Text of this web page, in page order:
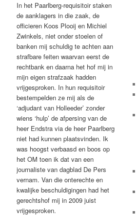
In het Paarlberg-requisitoir staken
de aanklagers in die zaak, de
officieren Koos Plooij en Michiel
Zwinkels, niet onder stoelen of
banken mij schuldig te achten aan
strafbare feiten waarvan eerst de
rechtbank en daarna het hof mij in
mijn eigen strafzaak hadden
vrijgesproken. In hun requisitoir
bestempelden ze mij als de
‘adjudant van Holleeder’ zonder
wiens ‘hulp’ de afpersing van de
heer Endstra via de heer Paarlberg
niet had kunnen plaatsvinden. Ik
was hoogst verbaasd en boos op
het OM toen ik dat van een
journaliste van dagblad De Pers
vernam. Van die onterechte en
kwalijke beschuldigingen had het
gerechtshof mij in 2009 juist
vrijgesproken.